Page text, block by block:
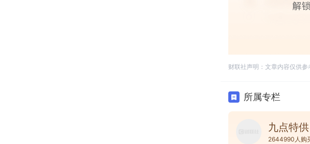
财联社声明：文章内容仅供参
所属专栏
九点特供
2644990人购